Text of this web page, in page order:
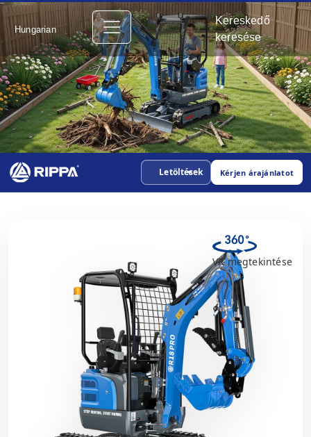
Hungarian
Kereskedő
keresése
Letöltések Kérjen árajánlatot
VR megtekintése